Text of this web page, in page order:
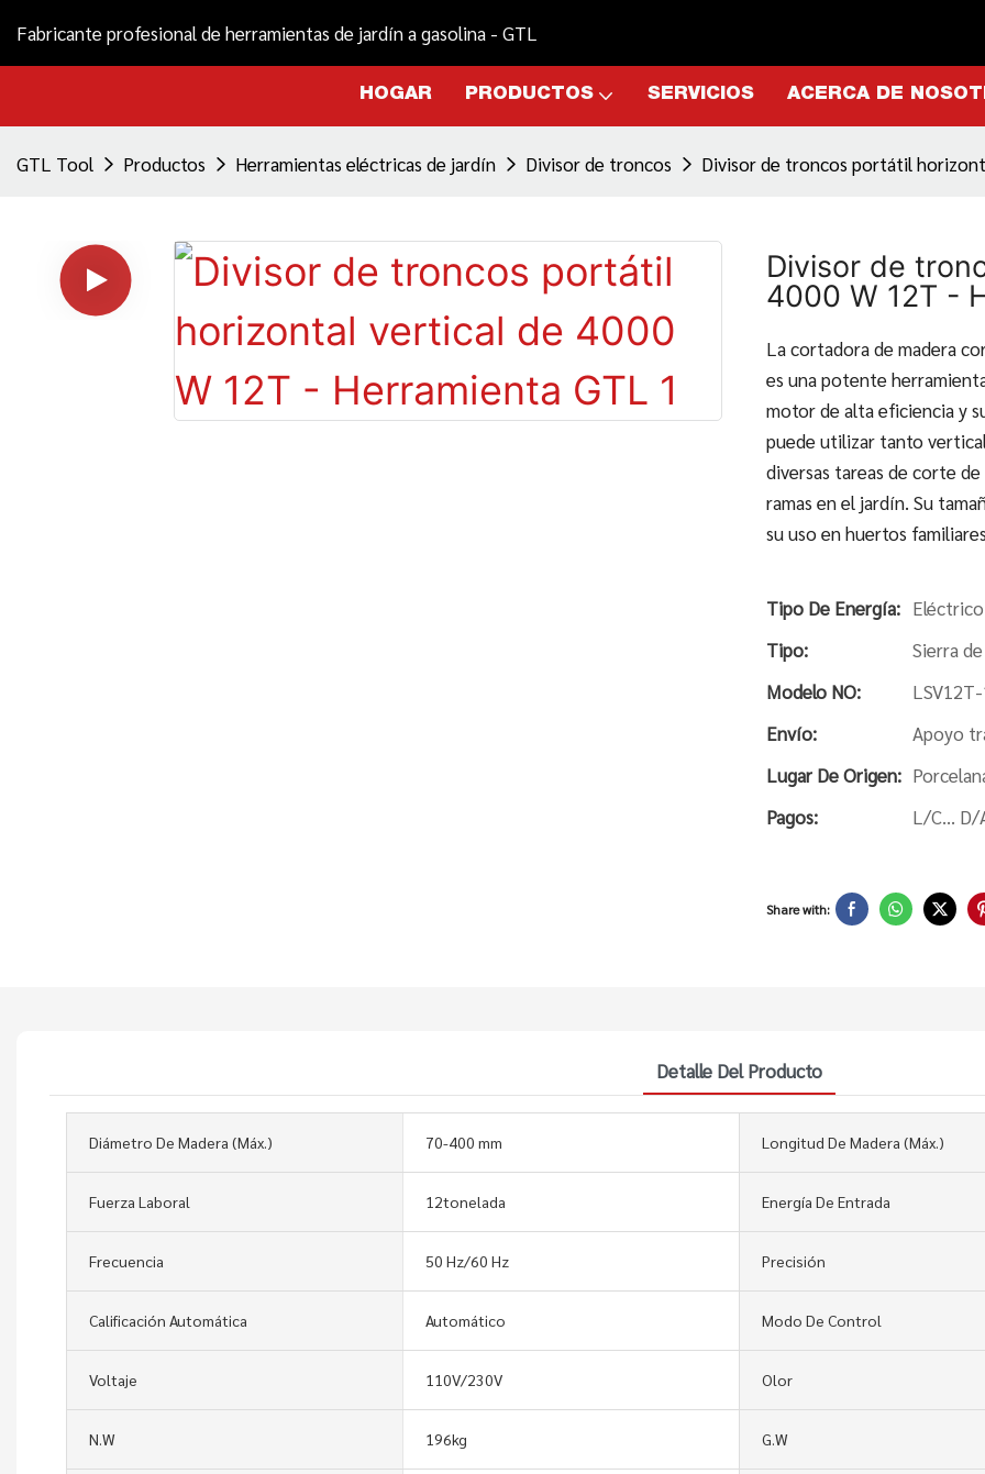
Fabricante profesional de herramientas de jardín a gasolina - GTL
HOGAR PRODUCTOS SERVICIOS ACERCA DE
GTL Tool Productos Herramientas eléctricas de jardín Divisor de troncos Divisor de troncos portátil
Divisor de
4000 W 12T -
La cortadora de madera
es una potente
motor de alta eficiencia y
puede utilizar tanto
diversas tareas de corte
ramas en el jardín. Su
su uso en huertos
Tipo De Energía: Eléctrico
Tipo:
Sierra
Modelo NO:
Envío:
Apoyo
Lugar De Origen:
Pagos:
L/C... D/
Share with:
Detalle Del Producto
Diámetro De Madera (máx.) 70-400 mm Longitud De Madera (máx.)
Fuerza Laboral 12tonelada Energía De Entrada
Frecuencia 50 Hz/60 Hz Precisión
Calificación Automática Automático Modo De Control
Voltaje 110V/230V Olor
N.W 196kg G.W